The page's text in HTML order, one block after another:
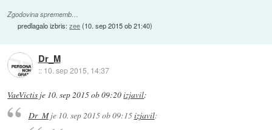
Zgodovina sprememb…
predlagalo izbris:zee(10. sep 2015 ob 21:40)
Dr_M
:: 10. sep 2015, 14:37
VaeVictis je 10. sep 2015 ob 09:20izjavil:
Dr_Mje 10. sep 2015 ob 09:15izjavil: